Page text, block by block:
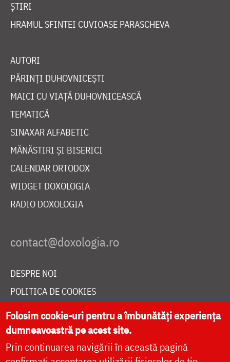
ȘTIRI
HRAMUL SFINTEI CUVIOASE PARASCHEVA
AUTORI
PĂRINȚI DUHOVNICEȘTI
MAICI CU VIAȚĂ DUHOVNICEASCĂ
TEMATICĂ
SINAXAR ALFABETIC
MĂNĂSTIRI ȘI BISERICI
CALENDAR ORTODOX
WIDGET DOXOLOGIA
RADIO DOXOLOGIA
DESPRE NOI
POLITICA DE COOKIES
DONEAZĂ ONLINE PENTRU CATEDRALA NAȚIONALĂ
LIVE
Folosim cookie-uri pentru a îmbunătăți experiența
dumneavoastră pe acest site.
Prin continuarea navigării în această pagină